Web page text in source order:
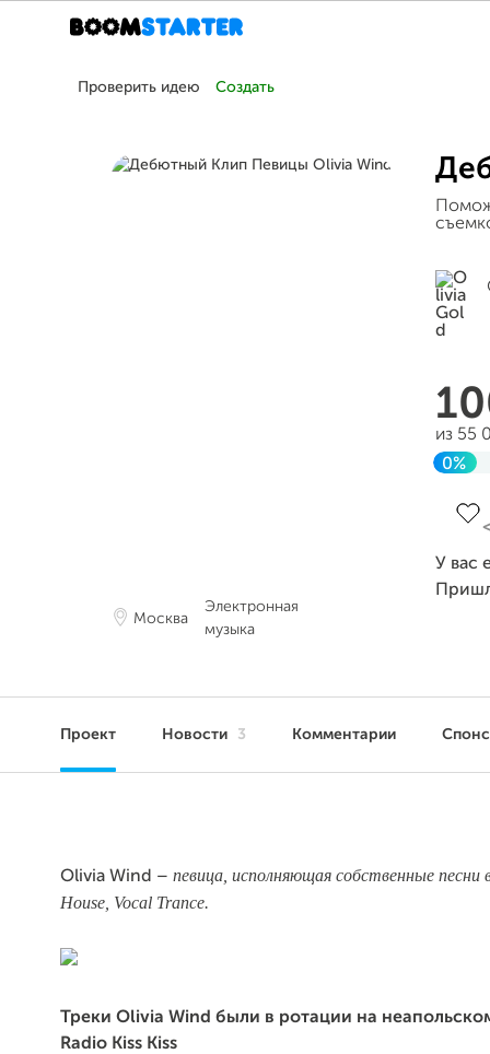
Проверить идею Создать
Москва
Электронная
музыка
из 55
0%
У вас
Проект Новости 3 Комментарии
Olivia Wind – певица, исполняющая собственные песни
House, Vocal Trance.
Треки Olivia Wind были в ротации на
Radio Kiss Kiss